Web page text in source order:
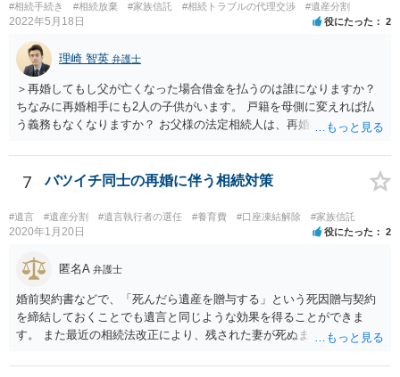
#相続手続き #相続放棄 #家族信託 #相続トラブルの代理交渉 #遺産分割
2022年5月18日 役にたった 2
理崎 智英 弁護士
＞再婚してもし父が亡くなった場合借金を払うのは誰になりますか？
ちなみに再婚相手にも2人の子供がいます。 戸籍を母側に変えれば払
う義務もなくなりますか？ お父様の法定相続人は、再婚相手とご相談
戸籍がどこにあるのかは関係ありません。 ただし、お父様が亡くなっ
たことを知ってから３か月以内に家庭裁判所にて「相続放棄」の手続
7 バツイチ同士の再婚に伴う相続対策
#遺言 #遺産分割 #遺言執行者の選任 #養育費 #口座凍結解除 #家族信託
2020年1月20日 役にたった 2
匿名A 弁護士
婚前契約書などで、「死んだら遺産を贈与する」という死因贈与契約
を締結しておくことでも遺言と同じような効果を得ることができま
す。 また最近の相続法改正により、残された妻が死ぬまで家に住み続
で、その制度を活用する方法も考えられます。 もし契約書の作成まで